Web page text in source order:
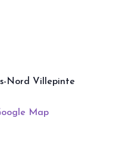
Nord Villepinte
Map